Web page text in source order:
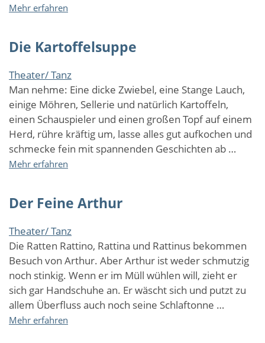
Mehr erfahren
Die Kartoffelsuppe
Theater/ Tanz
Man nehme: Eine dicke Zwiebel, eine Stange Lauch,
einige Möhren, Sellerie und natürlich Kartoffeln,
einen Schauspieler und einen großen Topf auf einem
Herd, rühre kräftig um, lasse alles gut aufkochen und
schmecke fein mit spannenden Geschichten ab …
Mehr erfahren
Der Feine Arthur
Theater/ Tanz
Die Ratten Rattino, Rattina und Rattinus bekommen
Besuch von Arthur. Aber Arthur ist weder schmutzig
noch stinkig. Wenn er im Müll wühlen will, zieht er
sich gar Handschuhe an. Er wäscht sich und putzt zu
allem Überfluss auch noch seine Schlaftonne …
Mehr erfahren